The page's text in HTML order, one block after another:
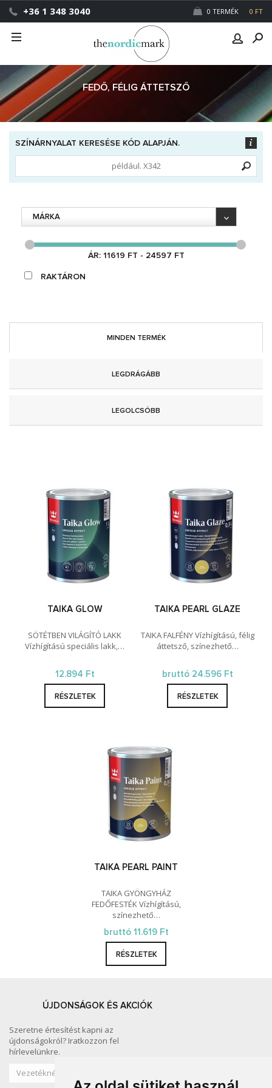
+36 1 348 3040 0 TERMÉK 0 FT
FEDŐ, FÉLIG ÁTTETSZŐ
SZÍNÁRNYALAT KERESÉSE KÓD ALAPJÁN.
RAKTÁRON
MÁRKA
ÁR: 11619 FT - 24597 FT
MINDEN TERMÉK
LEGDRÁGÁBB
LEGOLCSÓBB
TAIKA GLOW
SÖTÉTBEN VILÁGÍTÓ LAKK
Vízhígítású speciális lakk,…
12.894 Ft
RÉSZLETEK
TAIKA PEARL GLAZE
TAIKA FALFÉNY Vízhígítású, félig
áttetsző, színezhető…
bruttó 24.596 Ft
RÉSZLETEK
TAIKA PEARL PAINT
TAIKA GYÖNGYHÁZ
FEDŐFESTÉK Vízhígítású,
színezhető…
bruttó 11.619 Ft
RÉSZLETEK
ÚJDONSÁGOK ÉS AKCIÓK
Szeretne értesítést kapni az
újdonságokról? Iratkozzon fel
hírlevelünkre.